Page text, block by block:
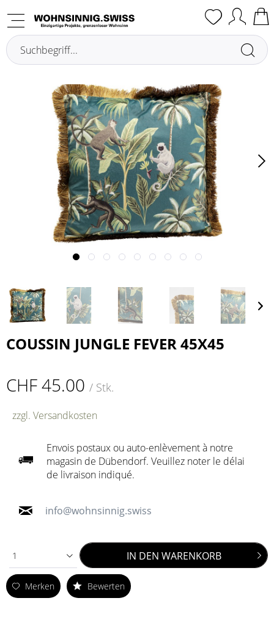
Übersicht Coussins avec garnissage
COUSSIN JUNGLE FEVER 45X45
CHF 45.00 / Stk.
zzgl. Versandkosten
Envois postaux ou auto-enlèvement à notre
magasin de Dübendorf. Veuillez noter le délai
de livraison indiqué.
info@wohnsinnig.swiss
1 IN DEN WARENKORB
Merken Bewerten